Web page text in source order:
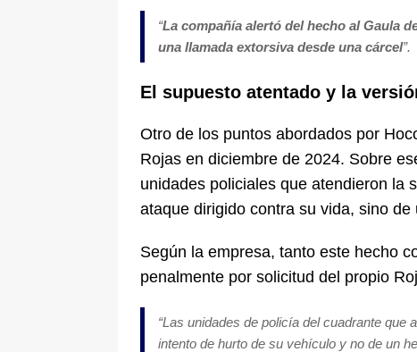
“La compañía alertó del hecho al Gaula
una llamada extorsiva desde una cárcel”.
El supuesto atentado y la
Otro de los puntos abordados por
Rojas en diciembre de 2024. Sobre
unidades policiales que atendieron la
ataque dirigido contra su vida, sino
Según la empresa, tanto este hecho
penalmente por solicitud del propio
“Las unidades de policía del cuadrante que
intento de hurto de su vehículo y no de un